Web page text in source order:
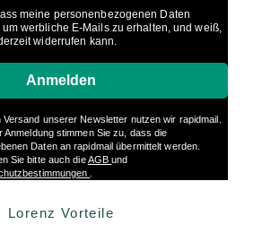
meine personenbezogenen Daten
werbliche E-Mails zu erhalten, und weiß,
widerrufen kann.
Anmelden
Versand unserer Newsletter nutzen wir rapidmail.
Anmeldung stimmen Sie zu, dass die
Daten an rapidmail übermittelt werden.
Sie bitte auch dieAGBund
Lorenz Vorteile